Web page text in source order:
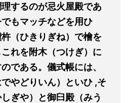
するのが忌火屋殿であ
もマッチなどを用ひ
（ひきりぎね）で檜を
れを附木（つけぎ）に
である。儀式帳には、
やどりいん）といひ ,そ
ぎや）と御臼殿（みう